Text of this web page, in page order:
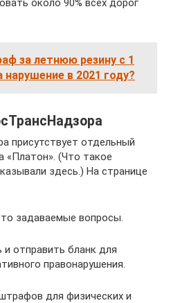
около 90% всех дорог
за летнюю резину с 1
нарушение в 2021 году?
присутствует отдельный
«Платон». (Что такое
здесь.) На странице
задаваемые вопросы.
отправить бланк для
правонарушения.
для физических и